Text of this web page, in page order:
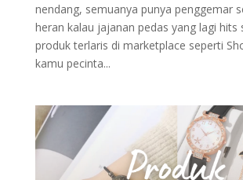
nendang, semuanya punya penggemar
heran kalau jajanan pedas yang lagi hits
produk terlaris di marketplace seperti
kamu pecinta...